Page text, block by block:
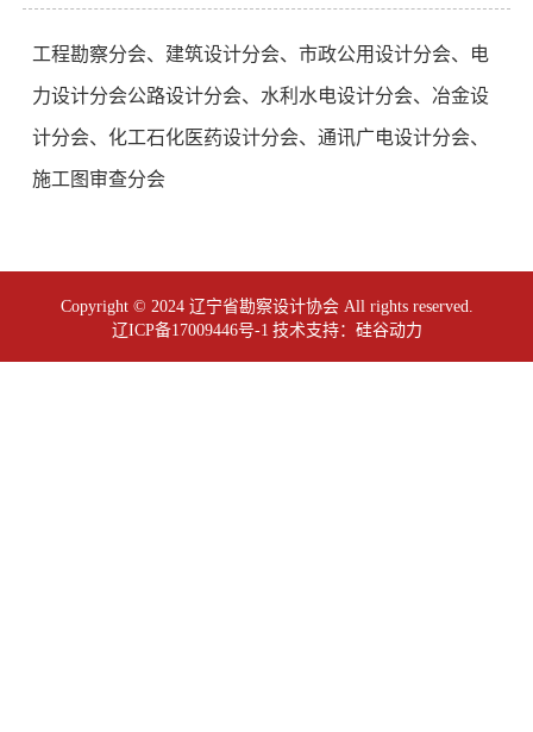
工程勘察分会、建筑设计分会、市政公用设计分会、电
力设计分会公路设计分会、水利水电设计分会、冶金设
计分会、化工石化医药设计分会、通讯广电设计分会、
施工图审查分会
Copyright © 2024 辽宁省勘察设计协会 All rights reserved.
辽ICP备17009446号-1 技术支持： 硅谷动力